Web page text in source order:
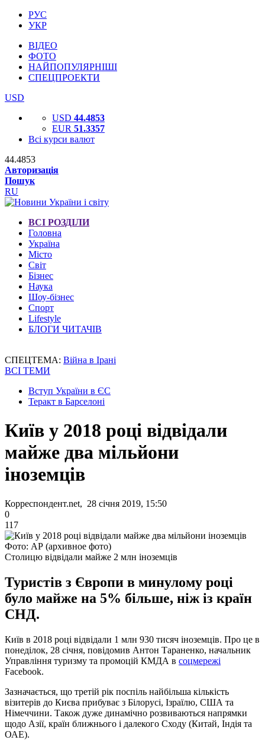
РУС
УКР
ВІДЕО
ФОТО
НАЙПОПУЛЯРНІШІ
СПЕЦПРОЕКТИ
USD
USD 44.4853
EUR 51.3357
Всі курси валют
44.4853
Авторизація
Пошук
RU
ВСІ РОЗДІЛИ
Головна
Україна
Місто
Світ
Бізнес
Наука
Шоу-бізнес
Спорт
Lifestyle
БЛОГИ ЧИТАЧІВ
СПЕЦТЕМА: Війна в Ірані
ВСІ ТЕМИ
Вступ України в ЄС
Теракт в Барселоні
Київ у 2018 році відвідали
майже два мільйони
іноземців
Корреспондент.net, 28 січня 2019, 15:50
0
117
Фото: АР (архивное фото)
Столицю відвідали майже 2 млн іноземців
Туристів з Європи в минулому році
було майже на 5% більше, ніж із країн
СНД.
Київ в 2018 році відвідали 1 млн 930 тисяч іноземців. Про це в
понеділок, 28 січня, повідомив Антон Тараненко, начальник
Управління туризму та промоцій КМДА в соцмережі
Facebook.
Зазначається, що третій рік поспіль найбільша кількість
візитерів до Києва прибуває з Білорусі, Ізраїлю, США та
Німеччини. Також дуже динамічно розвиваються напрямки
щодо Азії, країн ближнього і далекого Сходу (Китай, Індія та
ОАЕ).